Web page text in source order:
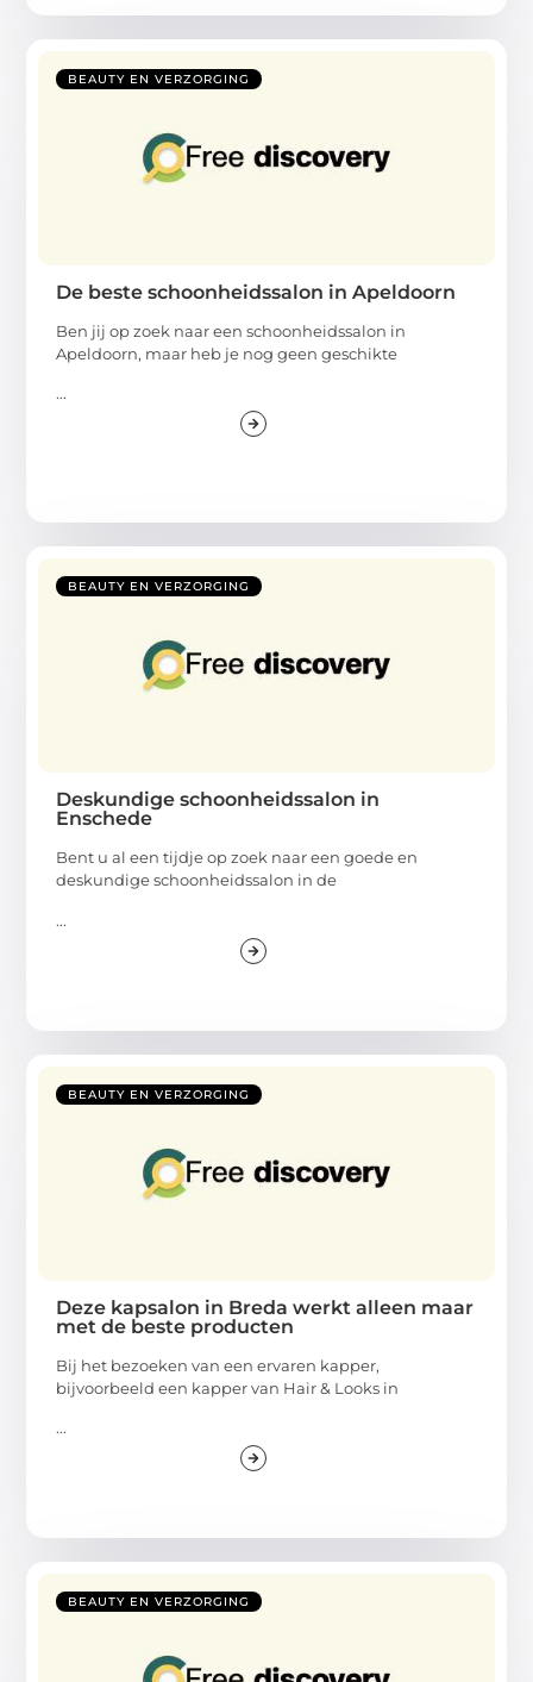
BEAUTY EN VERZORGING
De beste schoonheidssalon in Apeldoorn
Ben jij op zoek naar een schoonheidssalon in
Apeldoorn, maar heb je nog geen geschikte
...
BEAUTY EN VERZORGING
Deskundige schoonheidssalon in
Enschede
Bent u al een tijdje op zoek naar een goede en
deskundige schoonheidssalon in de
...
BEAUTY EN VERZORGING
Deze kapsalon in Breda werkt alleen maar
met de beste producten
Bij het bezoeken van een ervaren kapper,
bijvoorbeeld een kapper van Hair & Looks in
...
BEAUTY EN VERZORGING